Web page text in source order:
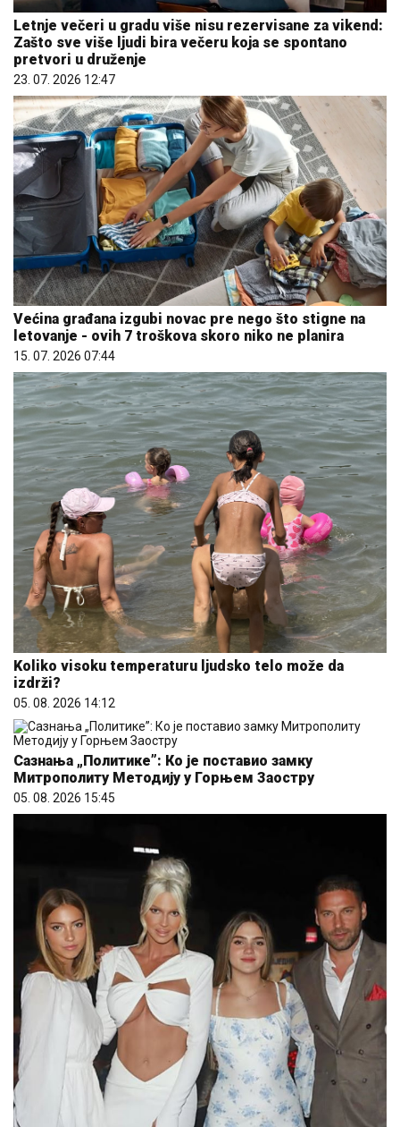
Letnje večeri u gradu više nisu rezervisane za vikend:
Zašto sve više ljudi bira večeru koja se spontano
pretvori u druženje
23. 07. 2026 12:47
Većina građana izgubi novac pre nego što stigne na
letovanje - ovih 7 troškova skoro niko ne planira
15. 07. 2026 07:44
Koliko visoku temperaturu ljudsko telo može da
izdrži?
05. 08. 2026 14:12
Сазнања „Политике”: Ко је поставио замку
Митрополиту Методију у Горњем Заостру
05. 08. 2026 15:45